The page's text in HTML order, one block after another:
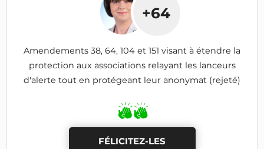
+64
Amendements 38, 64, 104 et 151 visant à étendre la
protection aux associations relayant les lanceurs
d'alerte tout en protégeant leur anonymat (rejeté)
FÉLICITEZ-LES